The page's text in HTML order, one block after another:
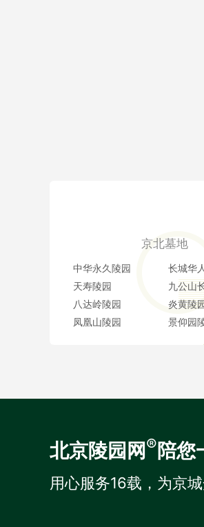
京北墓地
中华永久陵园
长城华
天寿陵园
九公山
八达岭陵园
炎黄陵
凤凰山陵园
景仰园
北京陵园网 ®陪您
用心服务16载，为京